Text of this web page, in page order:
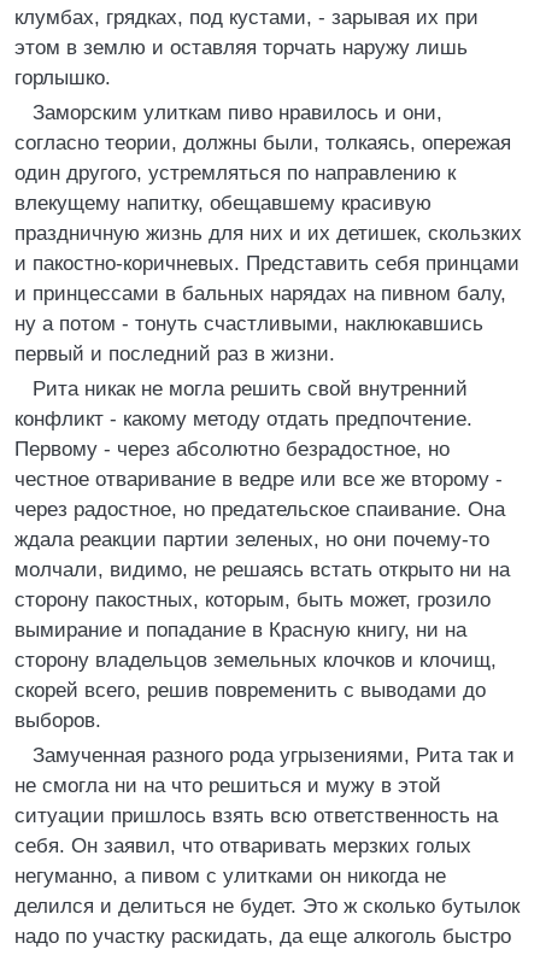
клумбах, грядках, под кустами, - зарывая их при
этом в землю и оставляя торчать наружу лишь
горлышко.
Заморским улиткам пиво нравилось и они,
согласно теории, должны были, толкаясь, опережая
один другого, устремляться по направлению к
влекущему напитку, обещавшему красивую
праздничную жизнь для них и их детишек, скользких
и пакостно-коричневых. Представить себя принцами
и принцессами в бальных нарядах на пивном балу,
ну а потом - тонуть счастливыми, наклюкавшись
первый и последний раз в жизни.
Рита никак не могла решить свой внутренний
конфликт - какому методу отдать предпочтение.
Первому - через абсолютно безрадостное, но
честное отваривание в ведре или все же второму -
через радостное, но предательское спаивание. Она
ждала реакции партии зеленых, но они почему-то
молчали, видимо, не решаясь встать открыто ни на
сторону пакостных, которым, быть может, грозило
вымирание и попадание в Красную книгу, ни на
сторону владельцов земельных клочков и клочищ,
скорей всего, решив повременить с выводами до
выборов.
Замученная разного рода угрызениями, Рита так и
не смогла ни на что решиться и мужу в этой
ситуации пришлось взять всю ответственность на
себя. Он заявил, что отваривать мерзких голых
негуманно, а пивом с улитками он никогда не
делился и делиться не будет. Это ж сколько бутылок
надо по участку раскидать, да еще алкоголь быстро